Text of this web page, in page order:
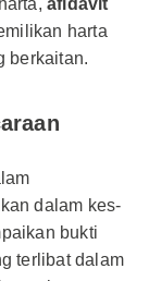
afidavit
harta
berkaitan.
dalam kes-
bukti
terlibat dalam